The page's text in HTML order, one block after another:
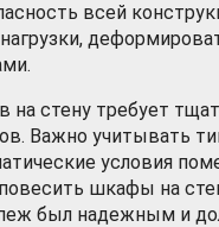
всей
стену требует
Важно учитывать
условия
шкафы на
был надежным и